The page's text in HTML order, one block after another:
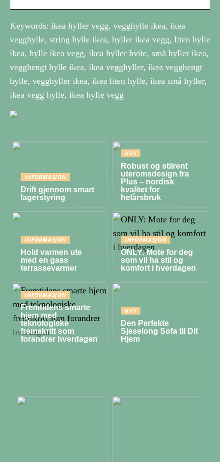
Keywords: ikea hyller vegg, vegghylle ikea, ikea
vegghylle, string hylle ikea, hyller ikea vegg, liten hylle
ikea, hylle ikea vegg, ikea hyller hvite, små hyller ikea,
vegghengt hylle ikea, ikea vegghyller, ikea vegghengt
hylle, vegghyller ikea, ikea liten hylle, ikea små hyller,
ikea vegg hylle, ikea hylle vegg
INFORMASJON
Drift gjennom smart
lagerstyring
HUS
Robust og stilrent
uteromsdesign fra
Plus – nordisk
kvalitet for
helårsbruk
INFORMASJON
Hold varmen ute
med en gass
terrassevarmer
INFORMASJON
ONLY: Mote for deg
som vil ha stil og
komfort i hverdagen
INFORMASJON
Fremtidens smarte
hjem med
teknologiske
fremskritt som
forandrer hverdagen
HUS
Den Perfekte
Sjeselong Sofa til Dit
Hjem